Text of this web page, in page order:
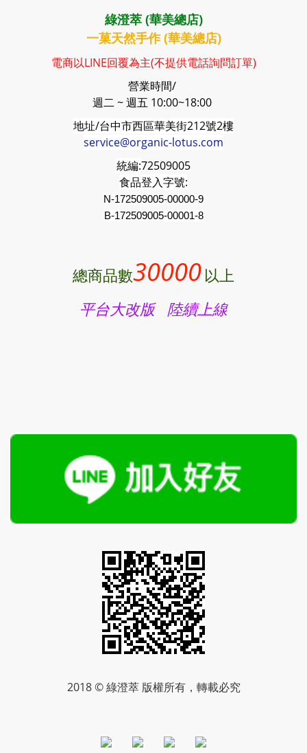
綠澄萃 (華美總店)
一菓天然手作 (華美總店)
電商以LINE回覆為主(不提供電話詢問訂單)
營業時間/
週二 ~ 週五 10:00~18:00
地址/台中市西區華美街212號2樓
service@organic-lotus.com
統編:72509005
食品登入字號:
N-172509005-00000-9
B-172509005-00001-8
總商品數30000 以上
平台大改版 陸續上線
2018 © 綠澄萃 版權所有，轉載必究